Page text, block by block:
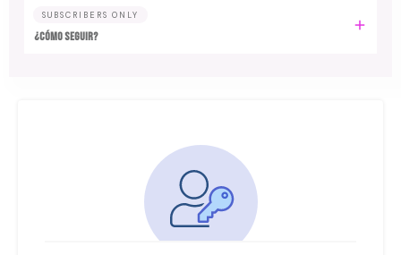
SUBSCRIBERS ONLY
¿CÓMO SEGUIR?